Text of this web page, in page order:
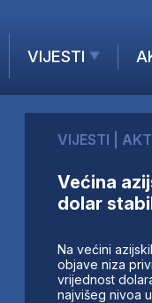
VIJESTI
AKTUELNO
KOMPANIJE
FINANSIJE
IZ STRANIH
VIJESTI
Većina
dolar
Na većini
objave niza
vrijednost
najvišeg nivoa